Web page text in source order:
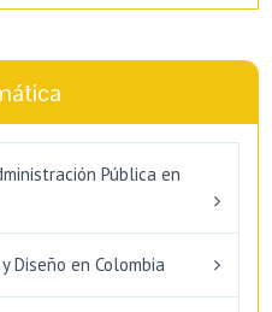
Pública en
Diseño en Colombia